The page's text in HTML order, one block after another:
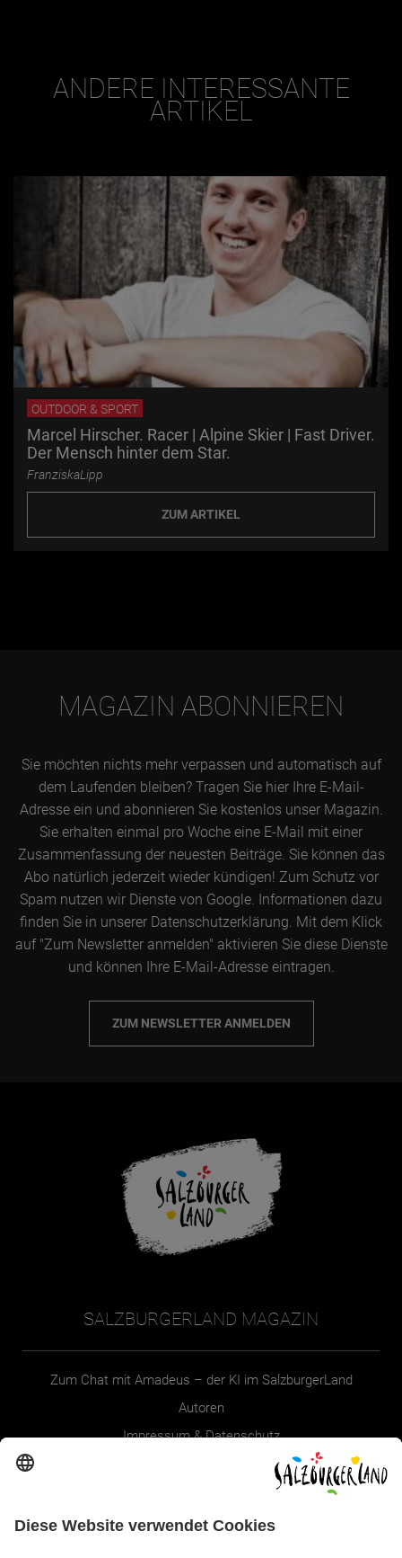
ANDERE INTERESSANTE
ARTIKEL
OUTDOOR & SPORT
Marcel Hirscher. Racer | Alpine Skier | Fast Driver.
Der Mensch hinter dem Star.
FranziskaLipp
ZUM ARTIKEL
MAGAZIN ABONNIEREN
Sie möchten nichts mehr verpassen und automatisch auf
dem Laufenden bleiben? Tragen Sie hier Ihre E-Mail-
Adresse ein und abonnieren Sie kostenlos unser Magazin.
Sie erhalten einmal pro Woche eine E-Mail mit einer
Zusammenfassung der neuesten Beiträge. Sie können das
Abo natürlich jederzeit wieder kündigen! Zum Schutz vor
Spam nutzen wir Dienste von Google. Informationen dazu
finden Sie in unserer Datenschutzerklärung. Mit dem Klick
auf "Zum Newsletter anmelden" aktivieren Sie diese Dienste
und können Ihre E-Mail-Adresse eintragen.
ZUM NEWSLETTER ANMELDEN
SALZBURGERLAND MAGAZIN
Zum Chat mit Amadeus – der KI im SalzburgerLand
Autoren
Impressum & Datenschutz
Erklärung zur Barrierefreiheit Magazin
SALZBURGERLAND